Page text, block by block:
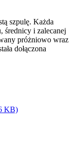
szpulę. Każda
średnicy i zalecanej
próżniowo wraz
dołączona
KB)